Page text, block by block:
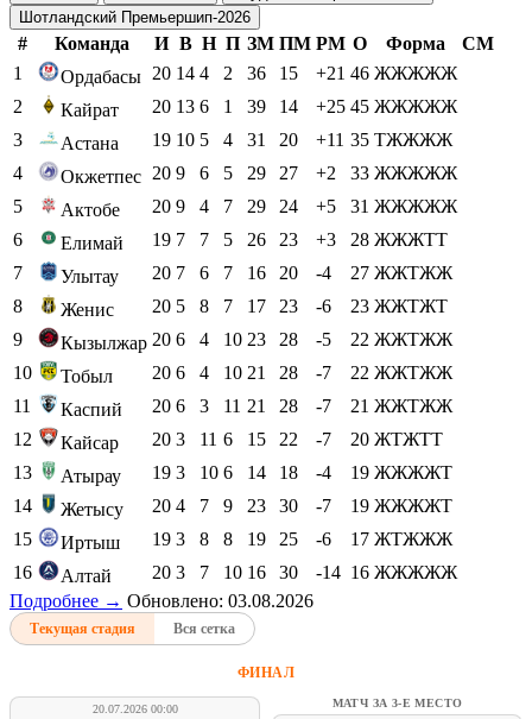
Шотландский Премьершип-2026
# Команда И В Н П ЗМ ПМ РМ О Форма
СМ
1
Ордабасы 20 14 4 2 36 15 +21 46 ЖЖЖЖЖ
2
Кайрат 20 13 6 1 39 14 +25 45 ЖЖЖЖЖ
3
Астана 19 10 5 4 31 20 +11 35 ТЖЖЖЖ
4
Окжетпес 20 9 6 5 29 27 +2 33 ЖЖЖЖЖ
5
Актобе 20 9 4 7 29 24 +5 31 ЖЖЖЖЖ
6
Елимай 19 7 7 5 26 23 +3 28 ЖЖЖТТ
7
Улытау 20 7 6 7 16 20 -4 27 ЖЖТЖЖ
8
Женис 20 5 8 7 17 23 -6 23 ЖЖТЖТ
9
Кызылжар 20 6 4 10 23 28 -5 22 ЖЖТЖЖ
10
Тобыл 20 6 4 10 21 28 -7 22 ЖЖТЖЖ
11
Каспий 20 6 3 11 21 28 -7 21 ЖЖТЖЖ
12
Кайсар 20 3 11 6 15 22 -7 20 ЖТЖТТ
13
Атырау 19 3 10 6 14 18 -4 19 ЖЖЖЖТ
14
Жетысу 20 4 7 9 23 30 -7 19 ЖЖЖЖТ
15
Иртыш 19 3 8 8 19 25 -6 17 ЖТЖЖЖ
16
Алтай 20 3 7 10 16 30 -14 16 ЖЖЖЖЖ
Подробнее → Обновлено: 03.08.2026
Текущая стадия Вся сетка
ФИНАЛ
20.07.2026 00:00 МАТЧ ЗА 3-Е МЕСТО